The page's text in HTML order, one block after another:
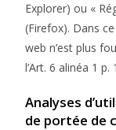
Explorer) ou «
(Firefox). Dans
web n’est plus
l’Art. 6 alinéa 1
Analyses
de portée de